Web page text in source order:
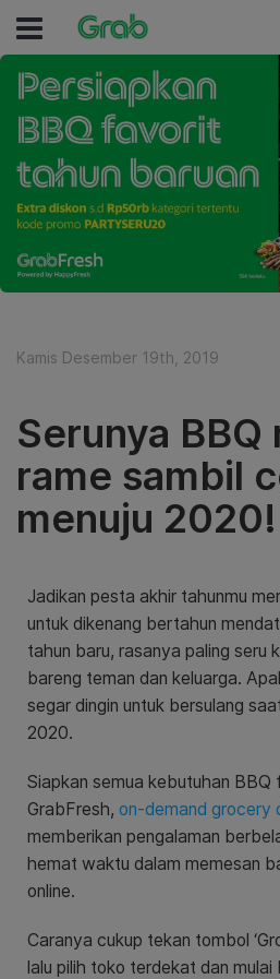
Kamis Desember 19th, 2019
Serunya BBQ
rame sambil
menuju 2020!
Jadikan pesta akhir tahunmu
untuk dikenang bertahun
tahun baru, rasanya paling seru
bareng teman dan keluarga.
segar dingin untuk bersulang
2020.
Siapkan semua kebutuhan BBQ
GrabFresh, on-demand grocery
memberikan pengalaman
hemat waktu dalam memesan
online.
Caranya cukup tekan tombol
lalu pilih toko terdekat dan mulai